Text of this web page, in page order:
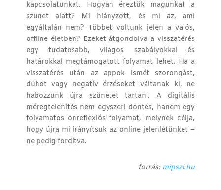
kapcsolatunkat. Hogyan éreztük magunkat a
szünet alatt? Mi hiányzott, és mi az, ami
egyáltalán nem? Többet voltunk jelen a valós,
offline életben? Ezeket átgondolva a visszatérés
egy tudatosabb, világos szabályokkal és
határokkal megtámogatott folyamat lehet. Ha a
visszatérés után az appok ismét szorongást,
dühöt vagy negatív érzéseket váltanak ki, ne
habozzunk újra szünetet tartani. A digitális
méregtelenítés nem egyszeri döntés, hanem egy
folyamatos önreflexiós folyamat, melynek célja,
hogy újra mi irányítsuk az online jelenlétünket –
ne pedig fordítva.
forrás: mipszi.hu